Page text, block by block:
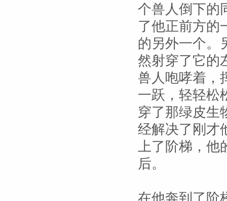
个兽人倒下的
了他正前方的
的另外一个。
然射穿了它的
兽人咆哮着，
一跃，轻轻松
穿了那绿皮生
经解决了刚才
上了阶梯，他
后。
在他奔到了阶